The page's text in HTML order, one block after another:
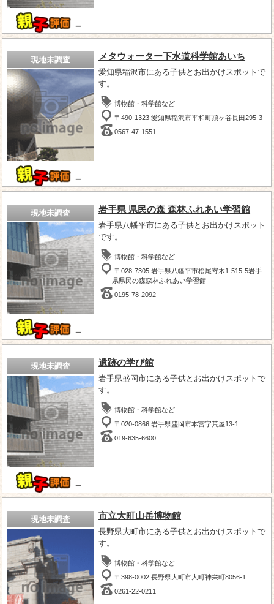
－
現地未調査
－
メタウォーター下水道科学館あいち
愛知県稲沢市にある子供とお出かけスポットで
す。
博物館・科学館など
〒490-1323 愛知県稲沢市平和町須ヶ谷長田295-3
0567-47-1551
現地未調査
－
岩手県 県民の森 森林ふれあい学習館
岩手県八幡平市にある子供とお出かけスポット
です。
博物館・科学館など
〒028-7305 岩手県八幡平市松尾寄木1-515-5岩手
県県民の森森林ふれあい学習館
0195-78-2092
現地未調査
－
遺跡の学び館
岩手県盛岡市にある子供とお出かけスポットで
す。
博物館・科学館など
〒020-0866 岩手県盛岡市本宮字荒屋13-1
019-635-6600
現地未調査 市立大町山岳博物館
長野県大町市にある子供とお出かけスポットで
す。
博物館・科学館など
〒398-0002 長野県大町市大町神栄町8056-1
0261-22-0211